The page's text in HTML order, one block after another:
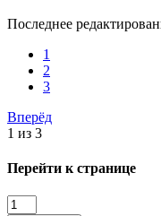
Последнее
1
2
3
Вперёд
1 из 3
Перейти к странице